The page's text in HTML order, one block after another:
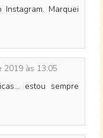
Marquei
2019 às 13:05
estou sempre